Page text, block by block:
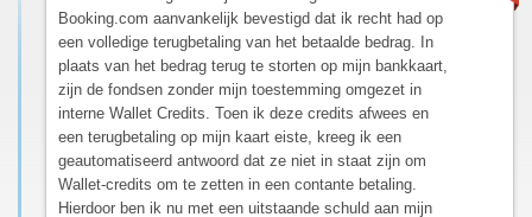
Booking.com aanvankelijk bevestigd dat ik recht had op
een volledige terugbetaling van het betaalde bedrag. In
plaats van het bedrag terug te storten op mijn bankkaart,
zijn de fondsen zonder mijn toestemming omgezet in
interne Wallet Credits. Toen ik deze credits afwees en
een terugbetaling op mijn kaart eiste, kreeg ik een
geautomatiseerd antwoord dat ze niet in staat zijn om
Wallet-credits om te zetten in een contante betaling.
Hierdoor ben ik nu met een uitstaande schuld aan mijn